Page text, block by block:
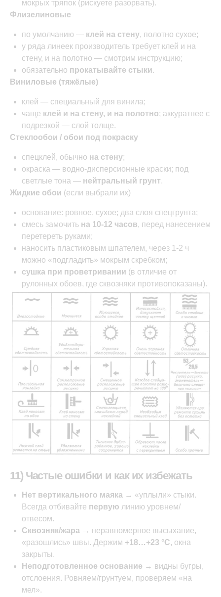
мокрых тряпок (рискуете разорвать).
Флизелиновые
по умолчанию — клей на стену, полотно сухое;
у ряда линеек производитель требует клей и на
стену, и на полотно — смотрим инструкцию;
обязательно прокатывайте стыки.
Виниловые (тяжёлые)
клей — специальный для винила;
чаще клей и на стену, и на полотно; аккуратнее с
подрезкой — слой толще.
Стеклообои / обои под покраску
спецклей, обычно на стену;
окраска — водно-дисперсионные краски; под
светлые тона — нейтральный грунт.
Жидкие обои (если выбрали их)
основание: ровное, сухое; два слоя спецгрунта;
смесь замочить на 10-12 часов, перед нанесением
перетереть руками;
наносить пластиковым шпателем, через 1-2 ч
можно «подгладить» мокрым скребком;
сушка при проветривании (в отличие от
рулонных обоев, где сквозняки противопоказаны).
11) Частые ошибки и как их избежать
Нет вертикального маяка → «уплыли» стыки.
Всегда отбивайте первую линию уровнем/
отвесом.
Сквозняк/жара → неравномерное высыхание,
«разошлись» швы. Держим +18…+23 °C, окна
закрыты.
Неподготовленное основание → видны бугры,
отслоения. Ровняем/грунтуем, проверяем «на
мел».